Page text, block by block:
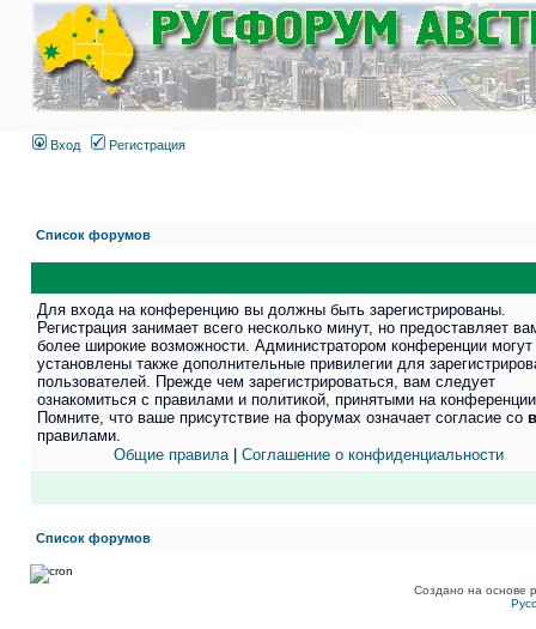
Вход Регистрация
Список форумов
Для входа на конференцию вы должны быть зарегистрированы.
Регистрация занимает всего несколько минут, но предоставляет
более широкие возможности. Администратором конференции
установлены также дополнительные привилегии для
пользователей. Прежде чем зарегистрироваться, вам следует
ознакомиться с правилами и политикой, принятыми на
Помните, что ваше присутствие на форумах означает согласие со
правилами.
Общие правила| Соглашение о конфиденциальности
Список форумов
Создано на основе